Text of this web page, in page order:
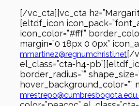
[/vc_cta][vc_cta
[eltdf_icon
icon_color=”#fff”
margin=”0 18px 0 0px”
mmartinez@regnumchristi.net[/
el_class=”cta-h4-
border_radius=””
hover_background_color=””